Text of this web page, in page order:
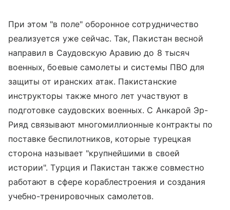
При этом "в поле" оборонное сотрудничество
реализуется уже сейчас. Так, Пакистан весной
направил в Саудовскую Аравию до 8 тысяч
военных, боевые самолеты и системы ПВО для
защиты от иранских атак. Пакистанские
инструкторы также много лет участвуют в
подготовке саудовских военных. С Анкарой Эр-
Рияд связывают многомиллионные контракты по
поставке беспилотников, которые турецкая
сторона называет "крупнейшими в своей
истории". Турция и Пакистан также совместно
работают в сфере кораблестроения и создания
учебно-тренировочных самолетов.